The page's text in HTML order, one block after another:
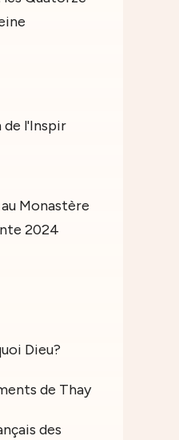
de l'Inspir
Monastère
2024
Dieu?
de Thay
des